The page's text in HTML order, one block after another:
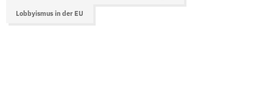
Lobbyismus in der EU